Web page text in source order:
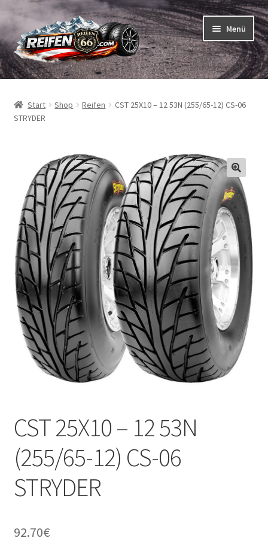
Zur
Navigation
springen
Zum
Inhalt
springen
Menü
Reifen
Schläuche
öffnen
Marken
öffnen
Reifentests
Kontakt
Start Shop Reifen
CST 25X10 – 12 53N (255/65-12) CS-06
STRYDER
CST 25X10 – 12 53N
(255/65-12) CS-06
STRYDER
92.70€